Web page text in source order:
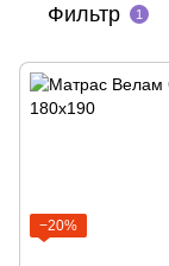
Фильтр 1
−20%